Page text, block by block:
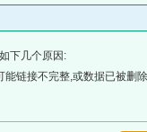
下几个原因:
能链接不完整,或数据已被删